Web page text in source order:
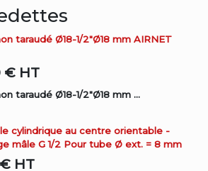
taraudé Ø18-1/2"Ø18 mm AIRNET
€ HT
taraudé Ø18-1/2"Ø18 mm ...
cylindrique au centre orientable -
mâle G 1/2 Pour tube Ø ext. = 8 mm
HT